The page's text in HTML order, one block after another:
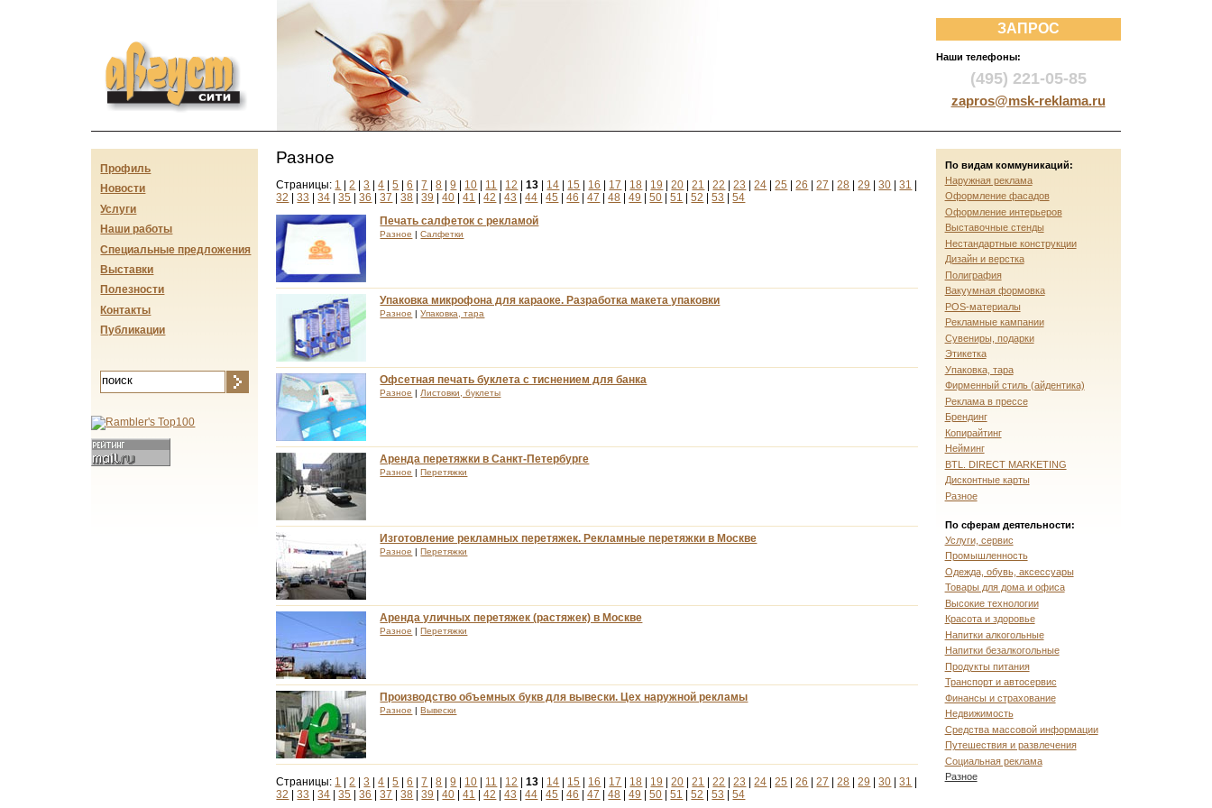
Август-сити
ЗАПРОС
Наши телефоны:
(495) 221-05-85
zapros@msk-reklama.ru
Разное
Страницы: 1 |2 |3 |4 |5 |6 |7 |8 |9 10 11 12 |13 14 15 16 17 18 19 |20 |21 |22 |23 |24 |25 |26 |27 |28 |29 |30 |31
32
|33 |34 |35 |36 |37 |38 |39 |40 |41 |42 |43 |44 |45 |46 |47 |48 |49 |50 |51 |52 |53 |54
Печать салфеток с рекламой
Разное |Салфетки
Упаковка микрофона для караоке. Разработка макета упаковки
Разное |Упаковка, тара
Офсетная печать буклета с тиснением для банка
Разное |Листовки, буклеты
Аренда перетяжки в Санкт-Петербурге
Разное Перетяжки
Изготовление рекламных перетяжек. Рекламные перетяжки в Москве
Разное Перетяжки
Аренда уличных перетяжек (растяжек) в Москве
Разное Перетяжки
Производство объемных букв для вывески. Цех наружной рекламы
Разное Вывески
Страницы: 1 |2 |3 |4 |5 |6 |7 |8 |9 10 11 12 |13 14 15 16 17 18 19 |20 |21 |22 |23 |24 |25 |26 |27 |28 |29 |30 |31
32
|33 |34 |35 |36 |37 |38 |39 |40 |41 |42 |43 |44 |45 |46 |47 |48 |49 |50 |51 |52 |53 |54
По видам коммуникаций:
Наружная реклама
Оформление фасадов
Оформление интерьеров
Выставочные стенды
Нестандартные конструкции
Дизайн и верстка
Полиграфия
Вакуумная формовка
POS-материалы
Рекламные кампании
Сувениры, подарки
Этикетка
Упаковка, тара
Фирменный стиль (айдентика)
Реклама в прессе
Брендинг
Копирайтинг
Нейминг
BTL. DIRECT MARKETING
Дисконтные карты
Разное
По сферам деятельности:
Услуги, сервис
Промышленность
Одежда, обувь, аксессуары
Товары для дома и офиса
Высокие технологии
Красота и здоровье
Напитки алкогольные
Напитки безалкогольные
Продукты питания
Транспорт и автосервис
Финансы и страхование
Недвижимость
Средства массовой информации
Путешествия и развлечения
Социальная реклама
Разное
Профиль
Новости
Услуги
Наши работы
Специальные предложения
Выставки
Полезности
Контакты
Публикации